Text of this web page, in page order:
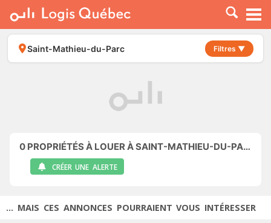
À LOUER
À VENDRE
PLACER UNE ANNONCE
Saint-Mathieu-du-Parc Filtres ▼
0 PROPRIÉTÉS À LOUER À SAINT-MATHIEU-DU-PARC
CRÉER UNE ALERTE
... MAIS CES ANNONCES POURRAIENT VOUS INTÉRESSER